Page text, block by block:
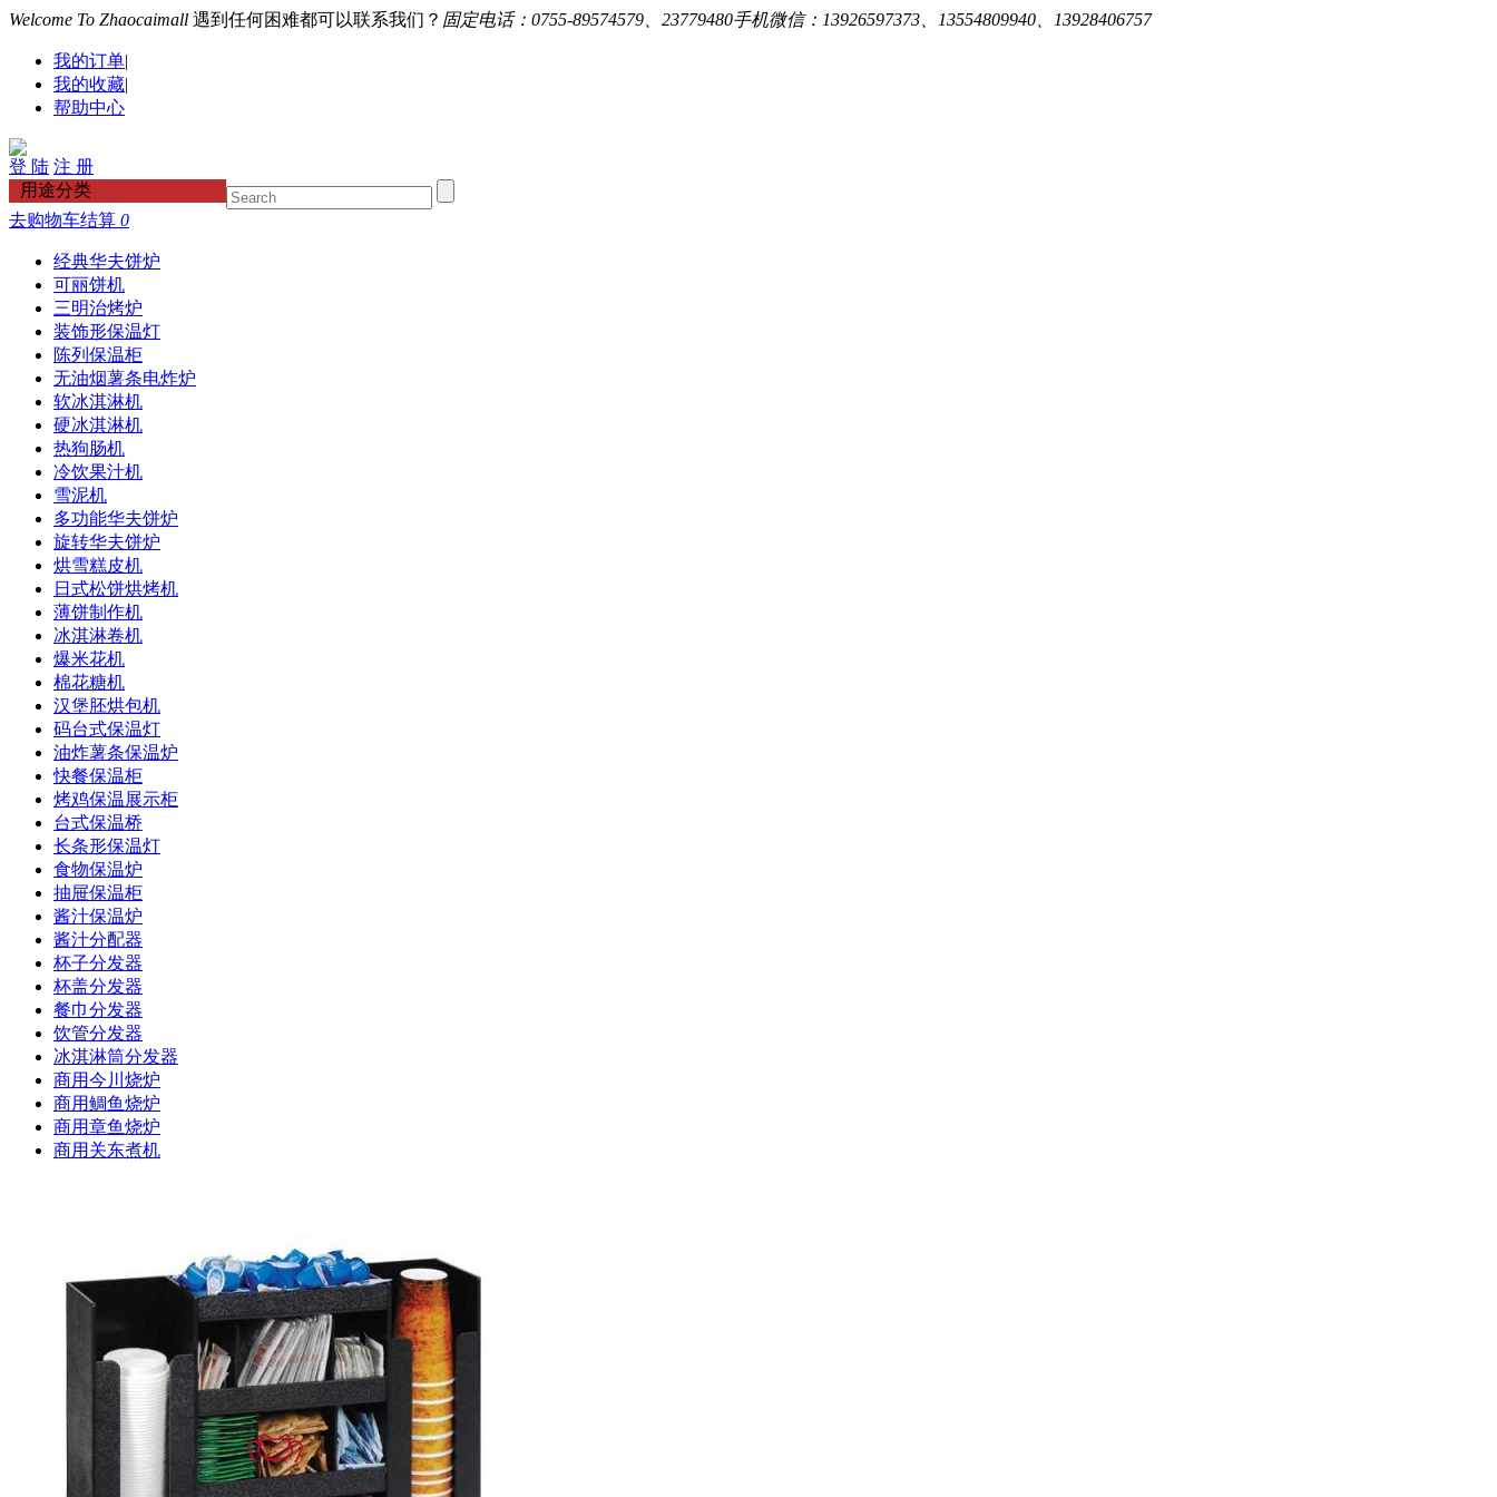
Welcome To Zhaocaimall 遇到任何困难都可以联系我们？ 固定电话：0755-89574579、23779480手机微信：13926597373、13554809940、13928406757
我的订单|
我的收藏|
帮助中心
登 陆 注 册
用途分类
去购物车结算 0
经典华夫饼炉
可丽饼机
三明治烤炉
装饰形保温灯
陈列保温柜
无油烟薯条电炸炉
软冰淇淋机
硬冰淇淋机
热狗肠机
冷饮果汁机
雪泥机
多功能华夫饼炉
旋转华夫饼炉
烘雪糕皮机
日式松饼烘烤机
薄饼制作机
冰淇淋卷机
爆米花机
棉花糖机
汉堡胚烘包机
码台式保温灯
油炸薯条保温炉
快餐保温柜
烤鸡保温展示柜
台式保温桥
长条形保温灯
食物保温炉
抽屉保温柜
酱汁保温炉
酱汁分配器
杯子分发器
杯盖分发器
餐巾分发器
饮管分发器
冰淇淋筒分发器
商用今川烧炉
商用鲷鱼烧炉
商用章鱼烧炉
商用关东煮机